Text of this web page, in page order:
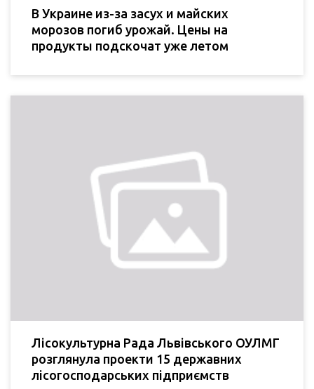
В Украине из-за засух и майских
морозов погиб урожай. Цены на
продукты подскочат уже летом
Лісокультурна Рада Львівського ОУЛМГ
розглянула проекти 15 державних
лісогосподарських підприємств